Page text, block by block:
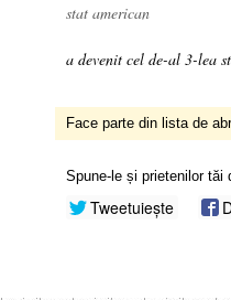
stat american
a devenit cel de-al 3-lea
Face parte din lista de
Spune-le și prietenilor tăi
Tweetuiește